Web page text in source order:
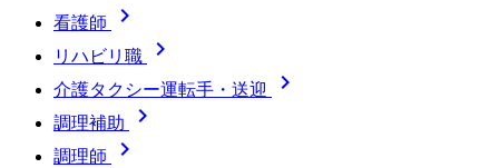
看護師 
リハビリ職 
介護タクシー運転手・送迎 
調理補助 
調理師 